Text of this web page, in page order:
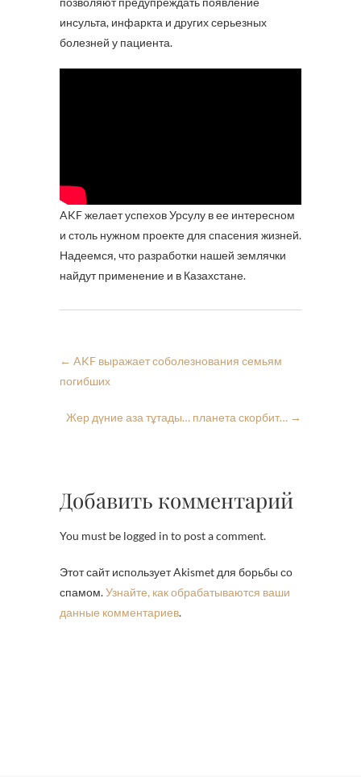
инсульта, инфаркта и других серьезных
болезней у пациента.
AKF желает успехов Урсулу в ее интересном
и столь нужном проекте для спасения жизней.
Надеемся, что разработки нашей землячки
найдут применение и в Казахстане.
← AKF выражает соболезнования семьям
погибших
Жер дүние аза тұтады… планета скорбит… →
Добавить комментарий
You must be logged in to post a comment.
Этот сайт использует Akismet для борьбы со
спамом.Узнайте, как обрабатываются ваши
данные комментариев.